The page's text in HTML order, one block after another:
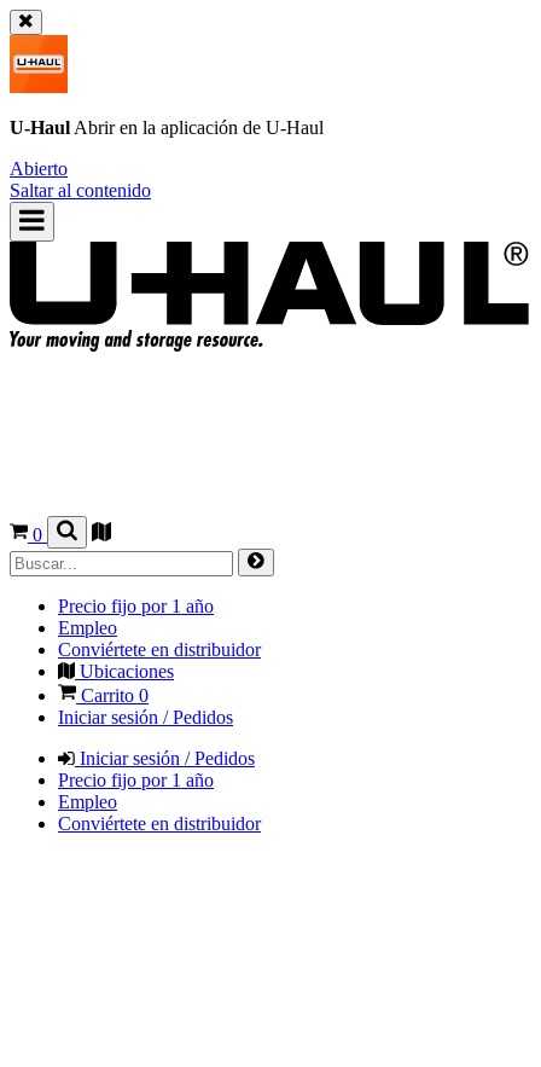
U-Haul Abrir en la aplicación de U-Haul
Abierto
Saltar al contenido
0
Precio fijo por 1 año
Empleo
Conviértete en distribuidor
Ubicaciones
Carrito 0
Iniciar sesión / Pedidos
Iniciar sesión / Pedidos
Precio fijo por 1 año
Empleo
Conviértete en distribuidor